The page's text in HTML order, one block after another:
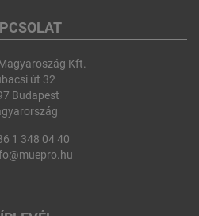
Kft.
út 32
Budapest
1 348 04 40